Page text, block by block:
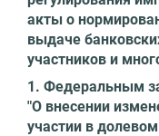
акты о
выдаче
участников и
1. Федеральным
"О внесении
участии в